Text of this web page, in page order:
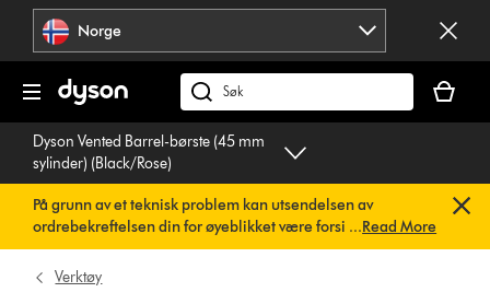
Hopp
navigering
Norge
Søk
på
dyson.no
din
er
Dyson Vented Barrel-børste (45 mm
sylinder) (Black/Rose)
På grunn av et teknisk problem kan utsendelsen av
ordrebekreftelsen din for øyeblikket være forsinket. Vi
jobber allerede med en rask løsning.Du trenger ikke å
gjøre noe. Ordrebekreftelsen din vil snart bli sendt til deg
...Read More
Verktøy